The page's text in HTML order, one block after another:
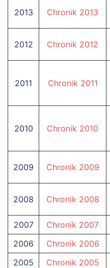
2013 Chronik 2013
2012 Chronik 2012
2011 Chronik 2011
2010 Chronik 2010
2009 Chronik 2009
2008 Chronik 2008
2007
Chronik 2007
2006
Chronik 2006
2005
Chronik 2005